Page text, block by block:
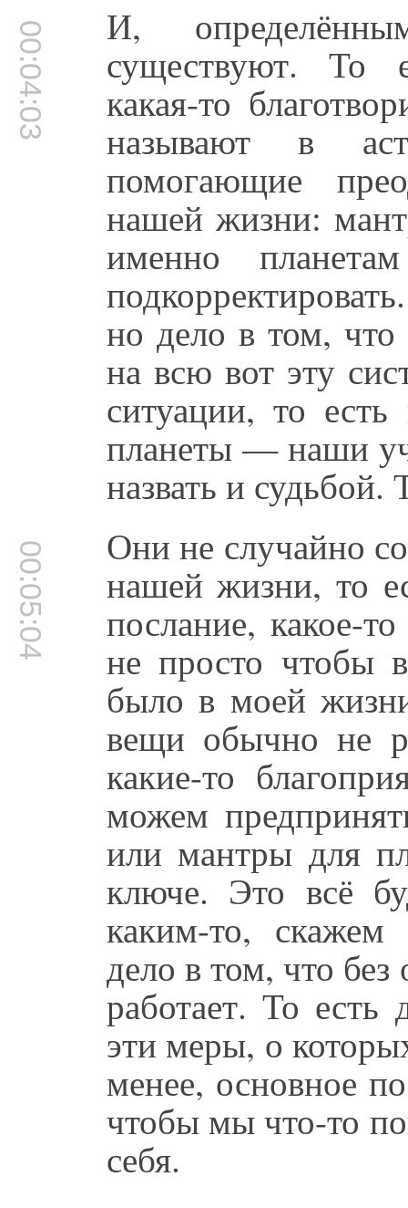
00:04:03 И,
существуют. То
какая-то
называют в
помогающие
нашей жизни:
именно
но дело в том,
на всю вот эту
ситуации, то есть
планеты — наши
назвать и судьбой.
00:05:04 Они не случайно
нашей жизни, то
послание, какое-
не просто чтобы
было в моей
вещи обычно не
какие-то
можем
или мантры для
ключе. Это всё
каким-то,
дело в том, что без
работает. То есть
эти меры, о
менее, основное
чтобы мы что-то
себя.